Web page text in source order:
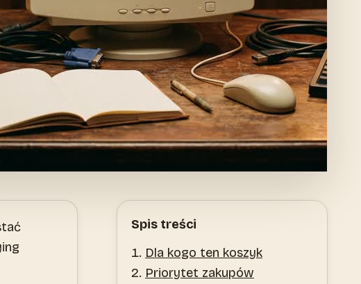
Spis treści
Dla kogo ten koszyk
Priorytet zakupów